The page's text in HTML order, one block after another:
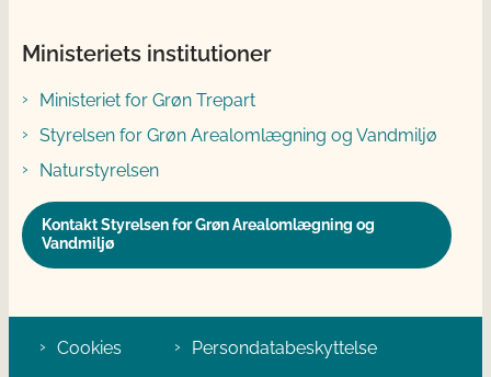
Ministeriets institutioner
Ministeriet for Grøn Trepart
Styrelsen for Grøn Arealomlægning og Vandmiljø
Naturstyrelsen
Kontakt Styrelsen for Grøn Arealomlægning og
Vandmiljø
Cookies Persondatabeskyttelse